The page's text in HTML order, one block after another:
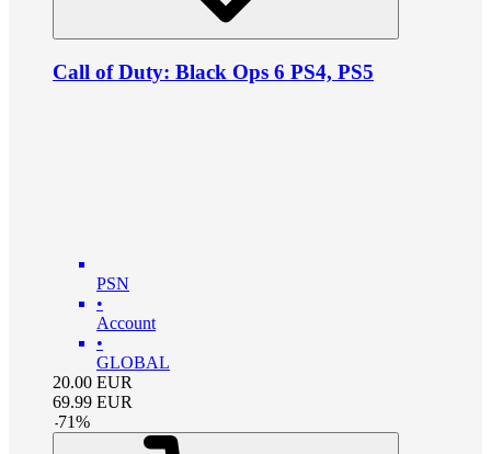
Call of Duty: Black Ops 6 PS4, PS5
PSN
•
Account
•
GLOBAL
20.00 EUR
69.99 EUR
-71%